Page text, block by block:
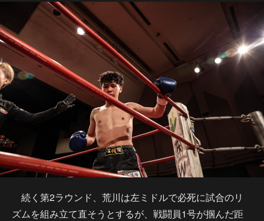
続く第2ラウンド、荒川は左ミドルで必死に試合のリ
ズムを組み立て直そうとするが、戦闘員1号が掴んだ距